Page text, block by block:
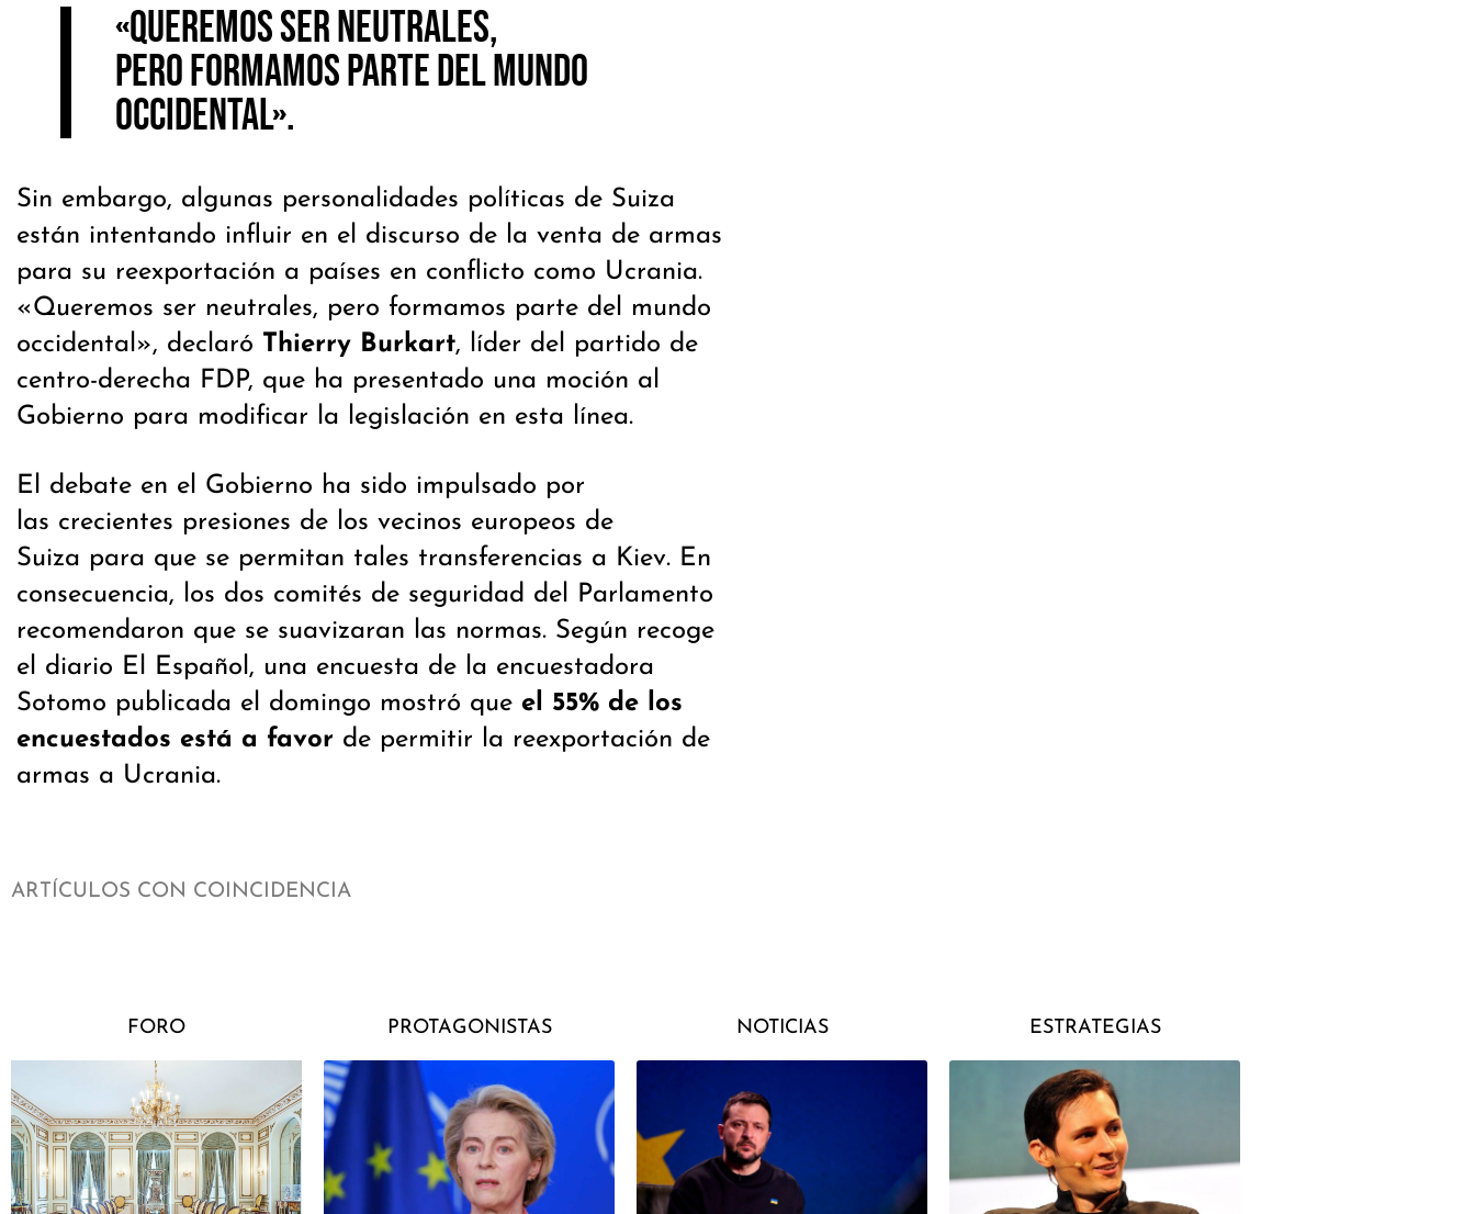
«Queremos ser neutrales,
pero formamos parte del mundo
occidental».
Sin embargo, algunas personalidades políticas de Suiza
están intentando influir en el discurso de la venta de armas
para su reexportación a países en conflicto como Ucrania.
«Queremos ser neutrales, pero formamos parte del mundo
occidental», declaró Thierry Burkart, líder del partido de
centro-derecha FDP, que ha presentado una moción al
Gobierno para modificar la legislación en esta línea.
El debate en el Gobierno ha sido impulsado por
las crecientes presiones de los vecinos europeos de
Suiza para que se permitan tales transferencias a Kiev. En
consecuencia, los dos comités de seguridad del Parlamento
recomendaron que se suavizaran las normas. Según recoge
el diario El Español, una encuesta de la encuestadora
Sotomo publicada el domingo mostró que el 55% de los
encuestados está a favor de permitir la reexportación de
armas a Ucrania.
ARTÍCULOS CON COINCIDENCIA
FORO PROTAGONISTAS NOTICIAS ESTRATEGIAS